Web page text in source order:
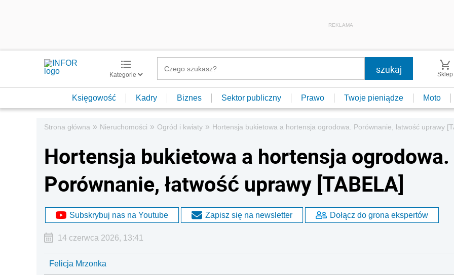
REKLAMA
Kategorie Sklep
Księgowość Kadry Biznes Sektor publiczny Prawo Twoje pieniądze Moto
Strona główna » Nieruchomości » Ogród i kwiaty » Hortensja bukietowa a hortensja ogrodowa. Porównanie, łatwość uprawy
Hortensja bukietowa a hortensja ogrodowa.
Porównanie, łatwość uprawy [TABELA]
Subskrybuj nas na Youtube Zapisz się na newsletter Dołącz do grona ekspertów
14 czerwca 2026, 13:41
Felicja Mrzonka